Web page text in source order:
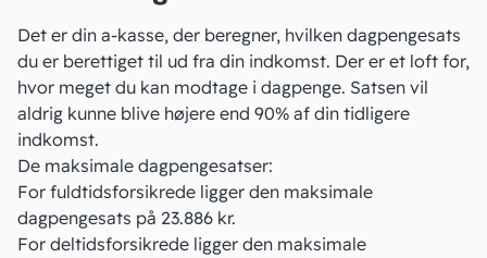
Det er din a-kasse, der beregner, hvilken dagpengesats
du er berettiget til ud fra din indkomst. Der er et loft for,
hvor meget du kan modtage i dagpenge. Satsen vil
aldrig kunne blive højere end 90% af din tidligere
indkomst.
De maksimale dagpengesatser:
For fuldtidsforsikrede ligger den maksimale
dagpengesats på 23.886 kr.
For deltidsforsikrede ligger den maksimale